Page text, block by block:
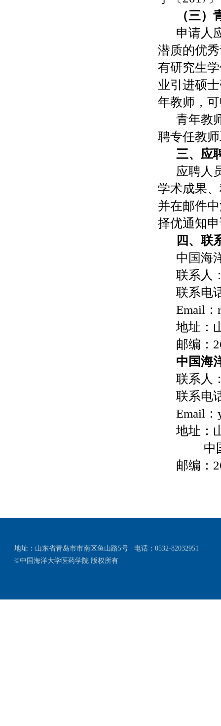
（三）
申请人
潜质的优
有研究生
业引进硕
年教师，
青年教
聘专任教
三、应
应聘人
学术成果
并在邮件
择优通知
四、联
中国海
联系人
联系电
Email ：
地址：
邮编：
中国海
联系人
联系电
Email ：
地址：
中
邮编：
地址：山东省青岛市市南区鱼山路5号
电话：0532-82032951
©中国海洋大学医药学院 版权所有